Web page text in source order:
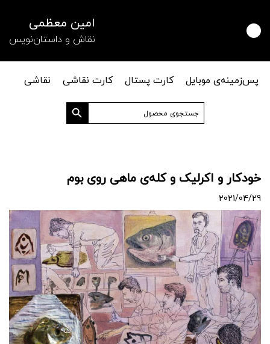
امین معظمی
نقاش و داستان‌نویس
پس‌زمینه‌ی موبایل کارت پستال کارت نقاشی
نقاشی
جستجو
برای:
دکمه جستجو
خودکار و اکرلیک و کله‌ی ماهی روی بوم
2021/04/29